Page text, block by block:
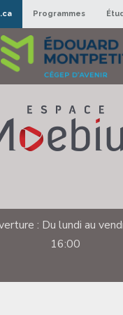
Programmes
: Du lundi au
16:00